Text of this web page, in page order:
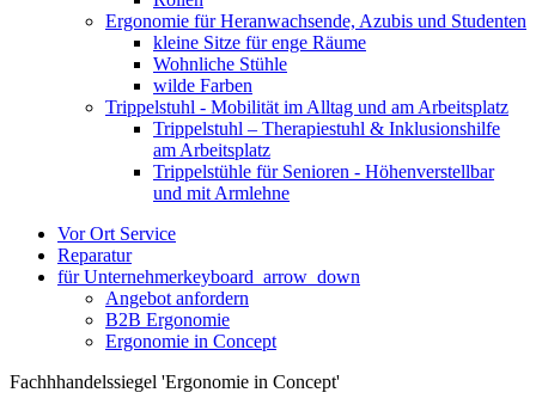
Ergonomie für Heranwachsende, Azubis und Studenten
kleine Sitze für enge Räume
Wohnliche Stühle
wilde Farben
Trippelstuhl - Mobilität im Alltag und am Arbeitsplatz
Trippelstuhl – Therapiestuhl & Inklusionshilfe
am Arbeitsplatz
Trippelstühle für Senioren - Höhenverstellbar
und mit Armlehne
Vor Ort Service
Reparatur
für Unternehmerkeyboard_arrow_down
Angebot anfordern
B2B Ergonomie
Ergonomie in Concept
Fachhhandelssiegel 'Ergonomie in Concept'